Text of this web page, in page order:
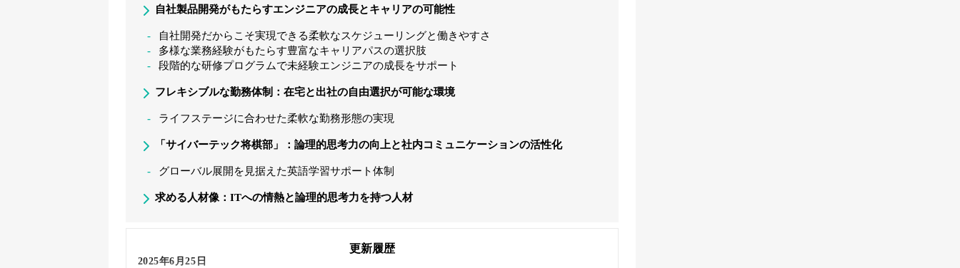
自社製品開発がもたらすエンジニアの成長とキャリアの可能性
自社開発だからこそ実現できる柔軟なスケジューリングと働きやすさ
多様な業務経験がもたらす豊富なキャリアパスの選択肢
段階的な研修プログラムで未経験エンジニアの成長をサポート
フレキシブルな勤務体制：在宅と出社の自由選択が可能な環境
ライフステージに合わせた柔軟な勤務形態の実現
「サイバーテック将棋部」：論理的思考力の向上と社内コミュニケーションの活性化
グローバル展開を見据えた英語学習サポート体制
求める人材像：ITへの情熱と論理的思考力を持つ人材
更新履歴
2025年6月25日